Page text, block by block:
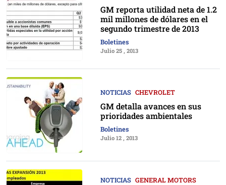
GM reporta utilidad neta de 1.2
mil millones de dólares en el
segundo trimestre de 2013
Boletines
Julio 25 , 2013
NOTICIAS CHEVROLET
GM detalla avances en sus
prioridades ambientales
Boletines
Julio 12 , 2013
NOTICIAS GENERAL MOTORS